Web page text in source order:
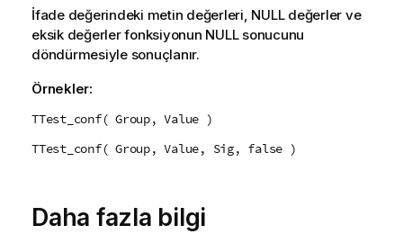
İfade değerindeki metin değerleri, NULLdeğerler ve
eksik değerler fonksiyonun NULLsonucunu
döndürmesiyle sonuçlanır.
Örnekler:
TTest_conf( Group, Value )
TTest_conf( Group, Value, Sig, false )
Daha fazla bilgi